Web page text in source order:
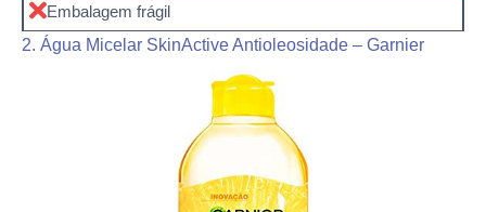
Embalagem frágil
2. Água Micelar SkinActive Antioleosidade – Garnier